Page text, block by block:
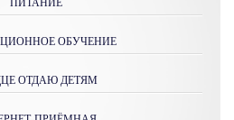
ПИТАНИЕ
ОБУЧЕНИЕ
ОТДАЮ ДЕТЯМ